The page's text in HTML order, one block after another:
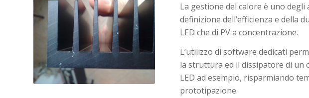
La gestione del calore è uno
definizione dell’efficienza e della
LED che di PV a concentrazione.
L’utilizzo di software dedicati
la struttura ed il dissipatore di un
LED ad esempio, risparmiando
prototipazione.